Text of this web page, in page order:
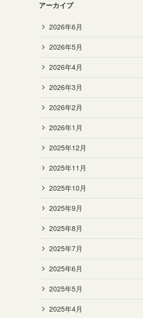
アーカイブ
2026年6月
2026年5月
2026年4月
2026年3月
2026年2月
2026年1月
2025年12月
2025年11月
2025年10月
2025年9月
2025年8月
2025年7月
2025年6月
2025年5月
2025年4月